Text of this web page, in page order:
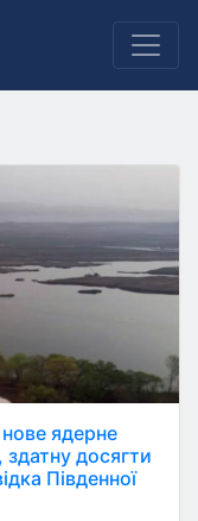
ядерне
здатну досягти
Південної